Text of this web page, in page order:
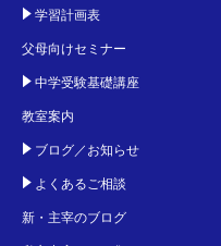
学習計画表
父母向けセミナー
中学受験基礎講座
教室案内
ブログ／お知らせ
よくあるご相談
新・主宰のブログ